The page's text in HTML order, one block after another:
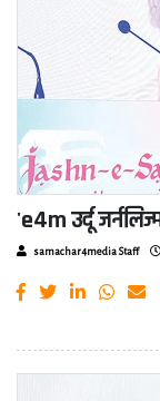
'e4m उर्दू
samachar4media Staff